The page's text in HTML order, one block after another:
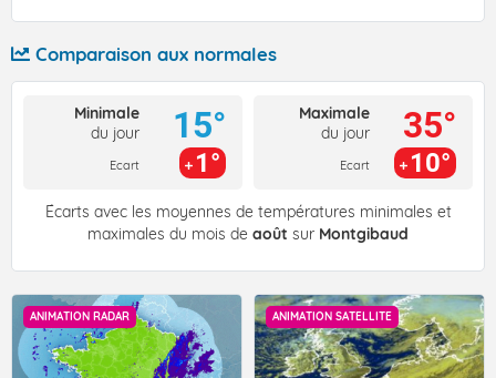
Comparaison aux normales
Minimale
du jour
Ecart
15°
1°
Maximale
du jour
Ecart
35°
10°
Écarts avec les moyennes de températures minimales et
maximales du mois de août sur Montgibaud
ANIMATION RADAR ANIMATION SATELLITE